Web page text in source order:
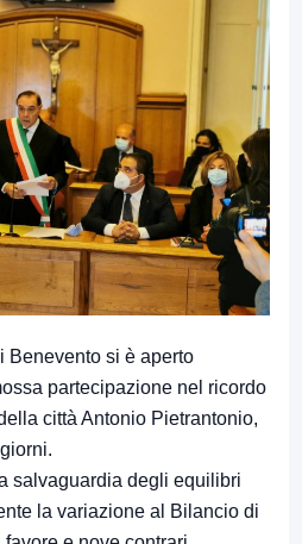
Benevento si è aperto
partecipazione nel ricordo
città Antonio Pietrantonio,
salvaguardia degli equilibri
la variazione al Bilancio di